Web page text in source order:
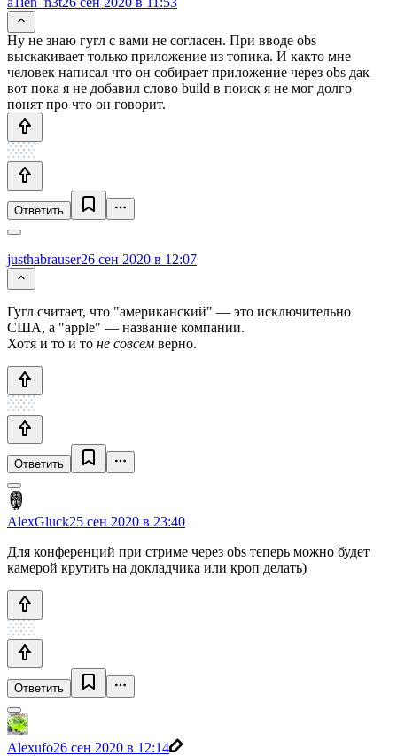
Ну не знаю гугл с вами не согласен. При вводе obs
выскакивает только приложение из топика. И както мне
человек написал что он собирает приложение через obs дак
вот пока я не добавил слово build в поиск я не мог долго
понят про что он говорит.
Ответить
justhabrauser26 сен 2020 в 12:07
Гугл считает, что "американский" — это исключительно
США, а "apple" — название компании.
Хотя и то и то не совсем верно.
Ответить
AlexGluck25 сен 2020 в 23:40
Для конференций при стриме через obs теперь можно будет
камерой крутить на докладчика или кроп делать)
Ответить
Alexufo26 сен 2020 в 12:14